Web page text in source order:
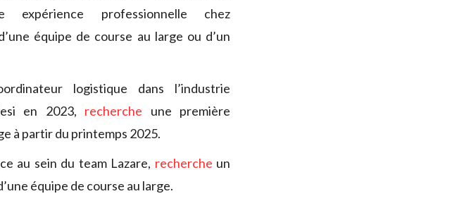
professionnelle chez
équipe de course au large ou d’un
logistique dans l’industrie
en 2023, recherche une première
à partir du printemps 2025.
au sein du team Lazare, recherche un
équipe de course au large.